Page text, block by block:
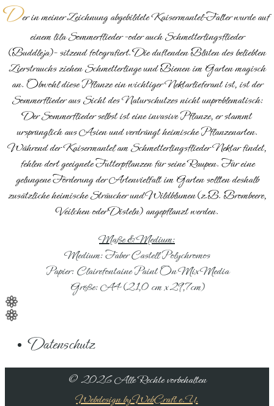
Der in meiner Zeichnung abgebildete Kaisermantel-Falter wurde auf
einem lila Sommerflieder -oder auch Schmetterlingsflieder
(Buddleja)- sitzend fotografiert. Die duftenden Blüten des beliebten
Zierstrauchs ziehen Schmetterlinge und Bienen im Garten magisch
an. Obwohl diese Pflanze ein wichtiger Nektarlieferant ist, ist der
Sommerflieder aus Sicht des Naturschutzes nicht unproblematisch:
Der Sommerflieder selbst ist eine invasive Pflanze, er stammt
ursprünglich aus Asien und verdrängt heimische Pflanzenarten.
Während der Kaisermantel am Schmetterlingsflieder Nektar findet,
fehlen dort geeignete Futterpflanzen für seine Raupen. Für eine
gelungene Förderung der Artenvielfalt im Garten sollten deshalb
zusätzliche heimische Sträucher und Wildblumen (z.B. Brombeere,
Veilchen oder Disteln) angepflanzt werden.
Maße & Medium:
Medium: Faber Castell Polychromos
Papier: Clairefontaine Paint On Mix Media
Größe: A4 (21,0 cm x 29,7cm)
Datenschutz
©2026 Alle Rechte vorbehalten
Webdesign by WebCraft e.U.